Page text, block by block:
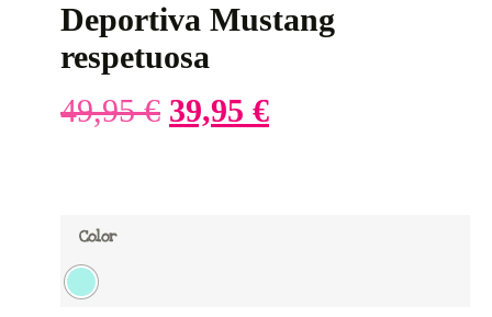
Deportiva Mustang
respetuosa
49,95€ 39,95 €
Color